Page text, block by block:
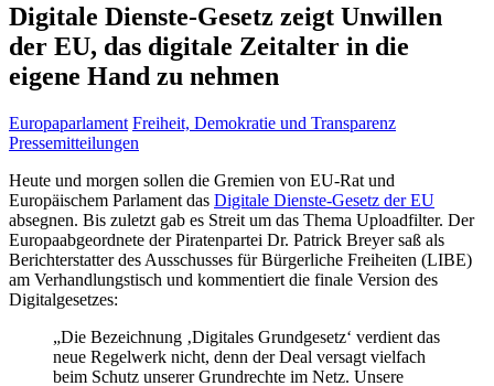
Digitale Dienste-Gesetz zeigt Unwillen
der EU, das digitale Zeitalter in die
eigene Hand zu nehmen
Europaparlament Freiheit, Demokratie und Transparenz
Pressemitteilungen
Heute und morgen sollen die Gremien von EU-Rat und
Europäischem Parlament das Digitale Dienste-Gesetz der EU
absegnen. Bis zuletzt gab es Streit um das Thema Uploadfilter. Der
Europaabgeordnete der Piratenpartei Dr. Patrick Breyer saß als
Berichterstatter des Ausschusses für Bürgerliche Freiheiten (LIBE)
am Verhandlungstisch und kommentiert die finale Version des
Digitalgesetzes:
„Die Bezeichnung ‚Digitales Grundgesetz‘ verdient das
neue Regelwerk nicht, denn der Deal versagt vielfach
beim Schutz unserer Grundrechte im Netz. Unsere